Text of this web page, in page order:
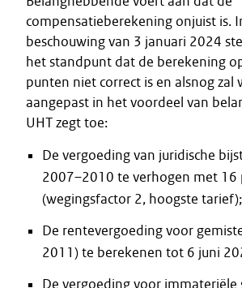
compensatieberekening onjuist is.
beschouwing van 3 januari 2024
het standpunt dat de berekening
punten niet correct is en alsnog zal
aangepast in het voordeel van
UHT zegt toe:
De vergoeding van juridische
2007–2010 te verhogen met 16
(wegingsfactor 2, hoogste tarief);
De rentevergoeding voor
2011) te berekenen tot 6 juni
De vergoeding voor immateriële